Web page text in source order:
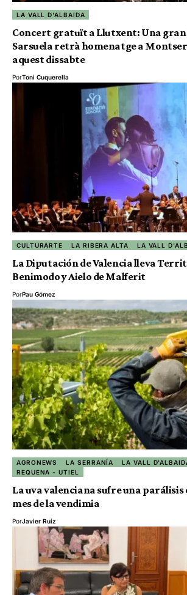
LA VALL D'ALBAIDA
Concert gratuït a Llutxent: Una gran
Sarsuela retrà homenatge a
aquest dissabte
PorToni Cuquerella
CULTURARTE LA RIBERA ALTA LA VALL
La Diputación de Valencia lleva
Benimodo y Aielo de Malferit
PorPau Gómez
AGRONEWS LA SERRANÍA
LA VALL
REQUENA - UTIEL
La uva valenciana sufre una
mes de la vendimia
PorJavier Ruiz